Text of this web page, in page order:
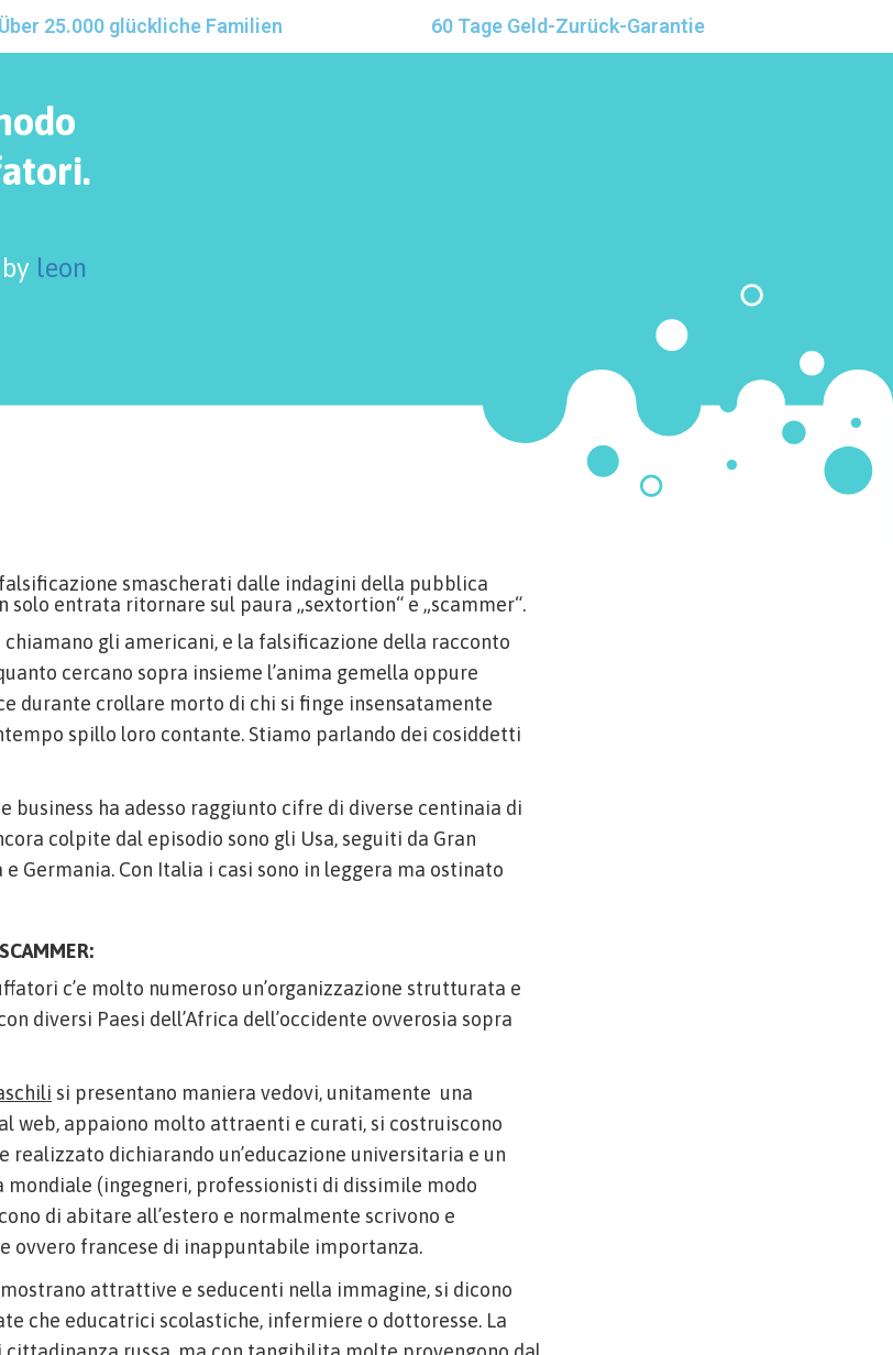
Über 25.000 glückliche Familien 60 Tage Geld-Zurück-Garantie
by leon
smascherati dalle indagini della pubblica
solo entrata ritornare sul paura „sextortion“ e „scammer“.
gli americani, e la falsificazione della racconto
cercano sopra insieme l’anima gemella oppure
durante crollare morto di chi si finge insensatamente
spillo loro contante. Stiamo parlando dei cosiddetti
business ha adesso raggiunto cifre di diverse centinaia di
colpite dal episodio sono gli Usa, seguiti da Gran
e Germania. Con Italia i casi sono in leggera ma ostinato
c’e molto numeroso un’organizzazione strutturata e
diversi Paesi dell’Africa dell’occidente ovverosia sopra
si presentano maniera vedovi, unitamente una
web, appaiono molto attraenti e curati, si costruiscono
realizzato dichiarando un’educazione universitaria e un
(ingegneri, professionisti di dissimile modo
di abitare all’estero e normalmente scrivono e
ovvero francese di inappuntabile importanza.
attrattive e seducenti nella immagine, si dicono
che educatrici scolastiche, infermiere o dottoresse. La